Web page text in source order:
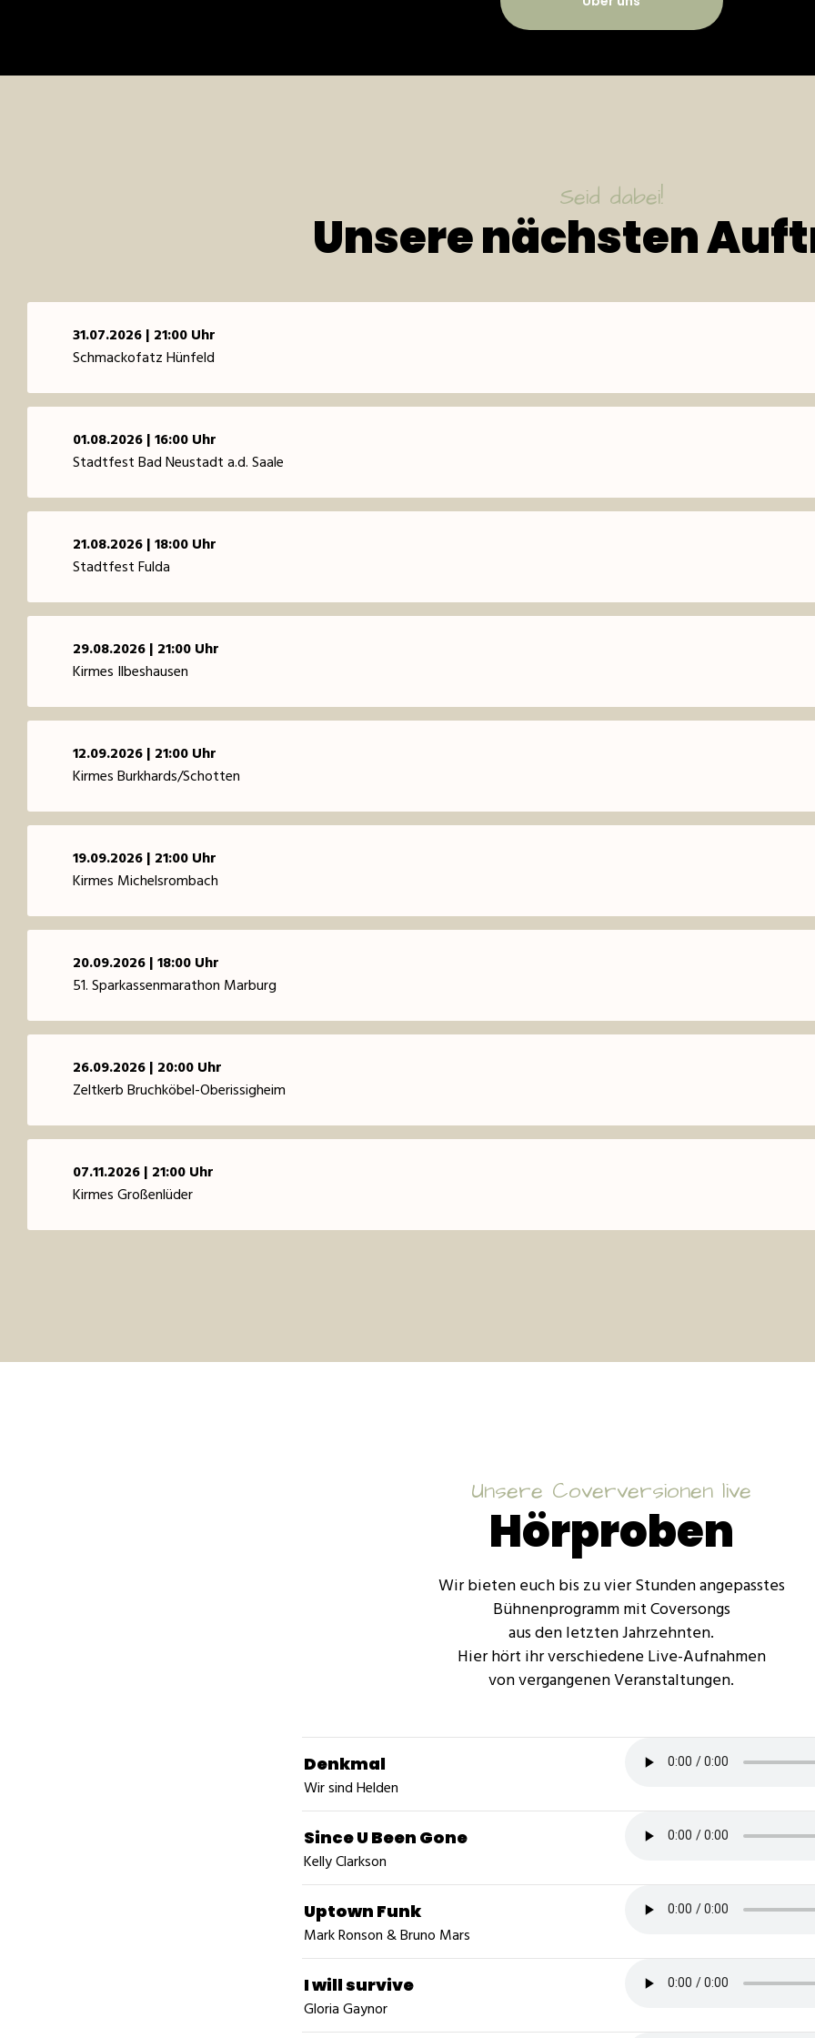
Seid dabei!
Unsere nächsten
31.07.2026 | 21:00 Uhr
Schmackofatz Hünfeld
01.08.2026 | 16:00 Uhr
Stadtfest Bad Neustadt a.d. Saale
21.08.2026 | 18:00 Uhr
Stadtfest Fulda
29.08.2026 | 21:00 Uhr
Kirmes Ilbeshausen
12.09.2026 | 21:00 Uhr
Kirmes Burkhards/Schotten
19.09.2026 | 21:00 Uhr
Kirmes Michelsrombach
20.09.2026 | 18:00 Uhr
51. Sparkassenmarathon Marburg
26.09.2026 | 20:00 Uhr
Zeltkerb Bruchköbel-Oberissigheim
07.11.2026 | 21:00 Uhr
Kirmes Großenlüder
Unsere Coverversionen live
Hörproben
Wir bieten euch bis zu vier Stunden angepasstes
Bühnenprogrammmit Coversongs
aus den letzten Jahrzehnten.
Hier hört ihr verschiedene Live-Aufnahmen
von vergangenen Veranstaltungen.
Denkmal
Wir sind Helden
Since U Been Gone
Kelly Clarkson
Uptown Funk
Mark Ronson & Bruno Mars
I will survive
Gloria Gaynor